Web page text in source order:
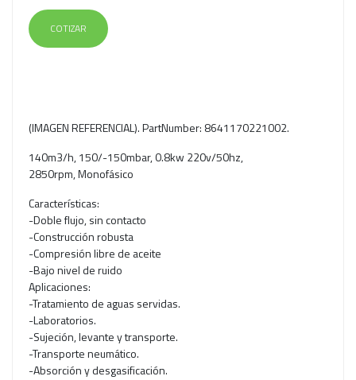
COTIZAR
(IMAGEN REFERENCIAL). PartNumber: 8641170221002.
140m3/h, 150/-150mbar, 0.8kw 220v/50hz,
2850rpm, Monofásico
Características:
-Doble flujo, sin contacto
-Construcción robusta
-Compresión libre de aceite
-Bajo nivel de ruido
Aplicaciones:
-Tratamiento de aguas servidas.
-Laboratorios.
-Sujeción, levante y transporte.
-Transporte neumático.
-Absorción y desgasificación.